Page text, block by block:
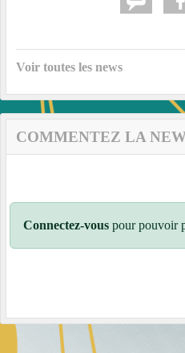
Voir toutes les news
COMMENTEZ LA
Connectez-vous pour pouvoir